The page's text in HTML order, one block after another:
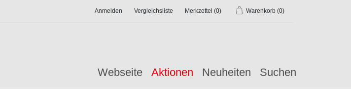
Anmelden Vergleichsliste Merkzettel (0) Warenkorb (0)
Webseite Aktionen Neuheiten Suchen